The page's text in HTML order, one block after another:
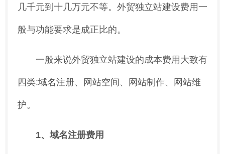
几千元到十几万元不等。外贸独立站建设费用一
般与功能要求是成正比的。
一般来说外贸独立站建设的成本费用大致有
四类:域名注册、网站空间、网站制作、网站维
护。
1、域名注册费用